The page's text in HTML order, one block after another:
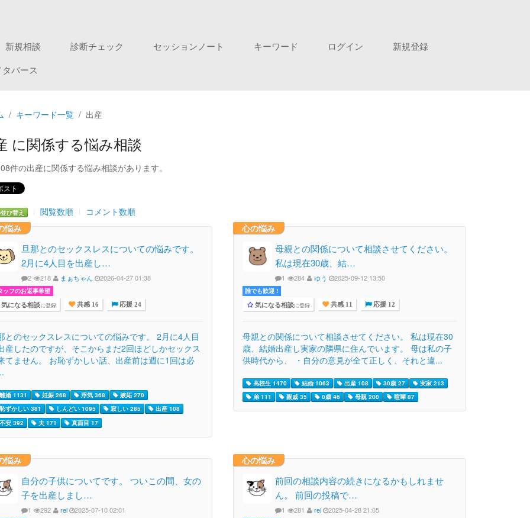
新規相談 診断チェック セッションノート キーワード ログイン
新規登録
バース
キーワード一覧 出産
に関係する悩み相談
件の出産に関係する悩み相談があります。
び替え 閲覧数順
コメント数順
悩み
旦那とのセックスレスについての悩みです。
2月に4人目を出産し…
2 218 まぁちゃん 2026-04-27 01:38
ッフのお返事希望
気になる相談に登録 共感 16 応援 24
とのセックスレスについての悩みです。 2月に4人目
産したのですが、そこからまだ2回ほどしかセックス
てません。 お恥ずかしい話、出産前は週に1回は必
婚 1131 妊娠 268 浮気 368
嫉妬 270
ずかしい 381
しんどい 1095 寂しい 285
出産 108
安 392
夫 171 真面目 17
心の悩み
母親との関係について相談させてください。
私は現在30歳、結…
1 284 ゆう 2025-09-12 13:50
誰でも歓迎 !
気になる相談に登録 共感 11 応援 12
母親との関係について相談させてください。 私は現在30
歳、結婚出産し実家の隣県に住んでいます。 母は私の子
供時代から、 ・自分の意見が全て正しく、それと違...
高校生 1470 結婚 1063 出産 108 30歳 27
実家 213
弟 111
親戚 35 0歳 46 母親 200 喧嘩 87
悩み
自分の子供についてです。 ついこの間、女の
子を出産しまし…
1 292 rei 2025-07-10 02:01
心の悩み
前回の相談内容の続きになるかもしれませ
ん。 前回の投稿で…
1 281 rei 2025-04-28 21:05